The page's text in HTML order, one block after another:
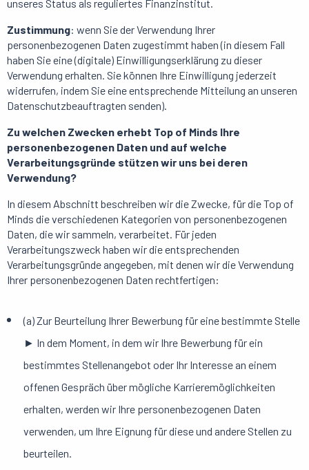
unseres Status als reguliertes Finanzinstitut.
Zustimmung: wenn Sie der Verwendung Ihrer
personenbezogenen Daten zugestimmt haben (in diesem Fall
haben Sie eine (digitale) Einwilligungserklärung zu dieser
Verwendung erhalten. Sie können Ihre Einwilligung jederzeit
widerrufen, indem Sie eine entsprechende Mitteilung an unseren
Datenschutzbeauftragten senden).
Zu welchen Zwecken erhebt Top of Minds Ihre
personenbezogenen Daten und auf welche
Verarbeitungsgründe stützen wir uns bei deren
Verwendung?
In diesem Abschnitt beschreiben wir die Zwecke, für die Top of
Minds die verschiedenen Kategorien von personenbezogenen
Daten, die wir sammeln, verarbeitet. Für jeden
Verarbeitungszweck haben wir die entsprechenden
Verarbeitungsgründe angegeben, mit denen wir die Verwendung
Ihrer personenbezogenen Daten rechtfertigen:
(a) Zur Beurteilung Ihrer Bewerbung für eine bestimmte Stelle
► In dem Moment, in dem wir Ihre Bewerbung für ein
bestimmtes Stellenangebot oder Ihr Interesse an einem
offenen Gespräch über mögliche Karrieremöglichkeiten
erhalten, werden wir Ihre personenbezogenen Daten
verwenden, um Ihre Eignung für diese und andere Stellen zu
beurteilen.